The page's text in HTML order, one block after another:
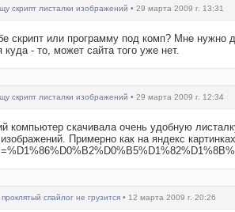
скрипт листалки изображений • 29 марта 2009 г. 13:31
скрипт или программу под комп? Мне нужно
куда - то, может сайта того уже нет.
скрипт листалки изображений • 29 марта 2009 г. 12:34
компьютер скачивала очень удобную
Примерно как на яндекс
проклятый спайлог не грузится • 12 марта 2009 г. 20:26